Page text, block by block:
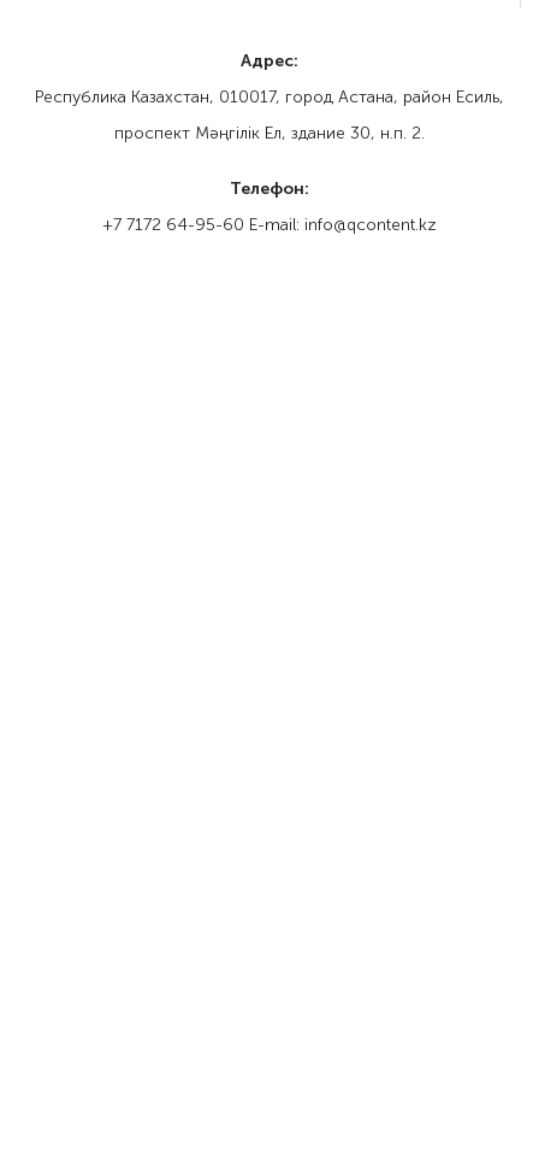
Адрес:
Республика Казахстан, 010017, город Астана, район Есиль,
проспект Мәңгілік Ел, здание 30, н.п. 2.
Телефон:
+7 7172 64-95-60 E-mail: info@qcontent.kz